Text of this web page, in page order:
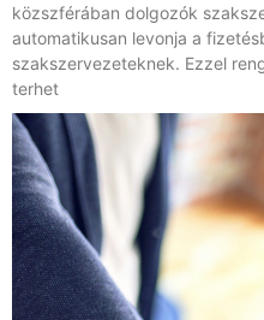
közszférában dolgozók
automatikusan levonja a
szakszervezeteknek. Ezzel
terhet